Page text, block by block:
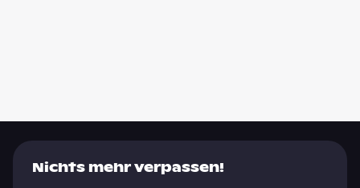
Nichts mehr verpassen!